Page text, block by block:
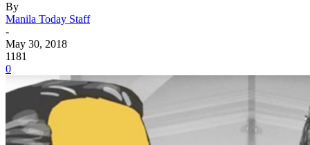
By
Manila Today Staff
-
May 30, 2018
1181
0